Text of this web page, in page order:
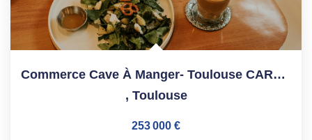
Commerce Cave À Manger- Toulouse CARMES - 70 M²
, Toulouse
253 000 €